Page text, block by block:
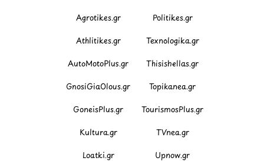
Agrotikes.gr Politikes.gr
Athlitikes.gr Texnologika.gr
AutoMotoPlus.gr Thisishellas.gr
GnosiGiaOlous.gr Topikanea.gr
GoneisPlus.gr TourismosPlus.gr
Kultura.gr TVnea.gr
Loatki.gr Upnow.gr